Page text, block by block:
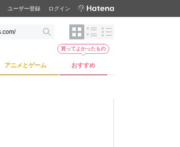
ユーザー登録 ログイン
アニメとゲーム おすすめ
買ってよかったもの